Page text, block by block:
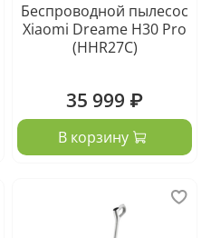
Беспроводной пылесос
Xiaomi Dreame H30 Pro
(HHR27C)
35 999 ₽
В корзину